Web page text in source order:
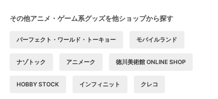
その他アニメ・ゲーム系グッズを他ショップから探す
パーフェクト・ワールド・トーキョー モバイルランド
ナゾトック アニメーク 徳川美術館 ONLINE SHOP
HOBBY STOCK インフィニット クレコ